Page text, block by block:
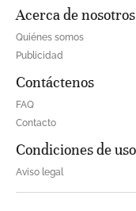
Acerca de nosotros
Quiénes somos
Publicidad
Contáctenos
FAQ
Contacto
Condiciones de uso
Aviso legal